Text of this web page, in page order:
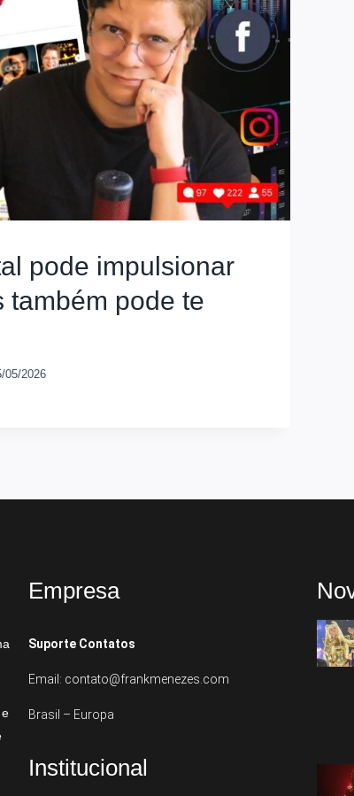
pode impulsionar
também pode te
05/2026
Empresa
Suporte Contatos
Email: contato@frankmenezes.com
Brasil – Europa
Institucional